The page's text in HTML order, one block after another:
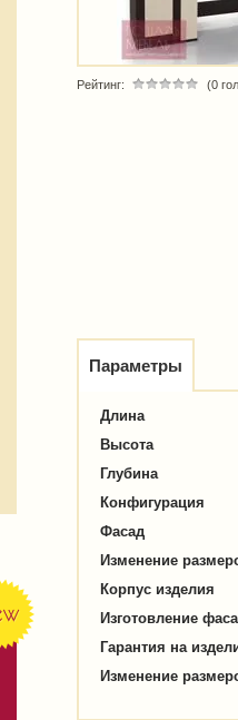
Рейтинг: (0
Параметры
Длина
Высота
Глубина
Конфигурация
Фасад
Изменение
Корпус изделия
Изготовление
Гарантия на
Изменение